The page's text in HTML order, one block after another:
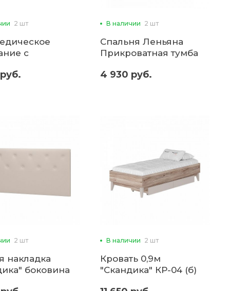
2 шт
с
1,2 (б)
В наличии 2 шт
Спальня Леньяна
Прикроватная тумба
4 930 руб.
2 шт
накладка
боковина
В наличии 2 шт
Кровать 0,9м
"Скандика" КР-04 (б)